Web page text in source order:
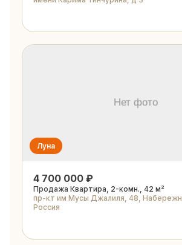
Луна
4 700 000 ₽
Продажа Квартира, 2-комн., 42 м²
пр-кт им Мусы Джалиля, 48,
Россия